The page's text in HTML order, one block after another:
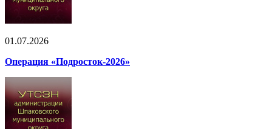
01.07.2026
Операция «Подросток-2026»